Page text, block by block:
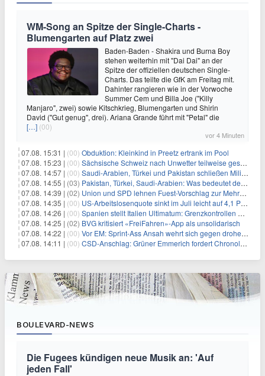
WM-Song an Spitze der Single-Charts -
Blumengarten auf Platz zwei
Baden-Baden - Shakira und Burna Boy
stehen weiterhin mit "Dai Dai" an der
Spitze der offiziellen deutschen Single-
Charts. Das teilte die GfK am Freitag mit.
Dahinter rangieren wie in der Vorwoche
Summer Cem und Billa Joe ("Killy
Manjaro", zwei) sowie Kitschkrieg, Blumengarten und Shirin
David ("Gut genug", drei). Ariana Grande führt mit "Petal" die
[…] (00)
vor 4 Minuten
07.08. 15:31 | (00) Obduktion: Kleinkind in Preetz ertrank im Pool
07.08. 15:23 | (00) Sächsische Schweiz nach Unwetter teilweise gesperrt
07.08. 14:57 | (00) Saudi-Arabien, Türkei und Pakistan schließen Militärbündnis
07.08. 14:55 | (03) Pakistan, Türkei, Saudi-Arabien: Was bedeutet der neue Pakt?
07.08. 14:39 | (02) Union und SPD lehnen Fuest-Vorschlag zur Mehrwertsteuer ab
07.08. 14:35 | (00) US-Arbeitslosenquote sinkt im Juli leicht auf 4,1 Prozent
07.08. 14:26 | (00) Spanien stellt Italien Ultimatum: Grenzkontrollen beenden
07.08. 14:25 | (02) BVG kritisiert «FreiFahren»-App als unsolidarisch
07.08. 14:22 | (00) Vor EM: Sprint-Ass Ansah wehrt sich gegen drohende Sperre
07.08. 14:11 | (00) CSD-Anschlag: Grüner Emmerich fordert Chronologie von Dobrindt
BOULEVARD-NEWS
Die Fugees kündigen neue Musik an: 'Auf
jeden Fall'